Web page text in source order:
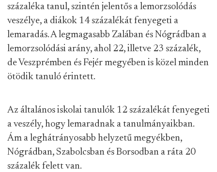
százaléka tanul, szintén jelentős a lemorzsolódás
veszélye, a diákok 14 százalékát fenyegeti a
lemaradás. A legmagasabb Zalában és Nógrádban a
lemorzsolódási arány, ahol 22, illetve 23 százalék,
de Veszprémben és Fejér megyében is közel minden
ötödik tanuló érintett.
Az általános iskolai tanulók 12 százalékát fenyegeti
a veszély, hogy lemaradnak a tanulmányaikban.
Ám a leghátrányosabb helyzetű megyékben,
Nógrádban, Szabolcsban és Borsodban a ráta 20
százalék felett van.